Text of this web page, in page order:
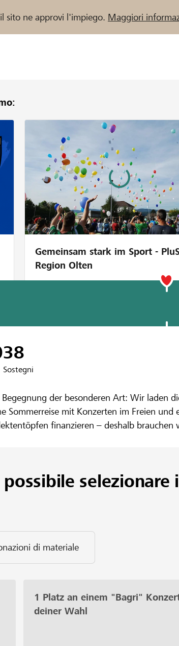
sito ne approvi l'impiego. Maggiori
/ Banche Raiffeisen
Gemeinsam stark im Sport -
Region Olten
Bern
der besonderen Art: Wir laden
Sommerreise mit Konzerten im Freien und
finanzieren – deshalb
38
Sostegni
selezionare i
di materiale
1 Platz an einem "Bagri"
deiner Wahl